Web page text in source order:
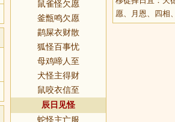
鼠雀怪欠愿
釜甑鸣欠愿
鹋屎衣财散
狐怪百事忧
母鸡啼人至
犬怪主得财
鼠咬衣信至
辰日见怪
蛇怪主亡服
愿、月恩、四相